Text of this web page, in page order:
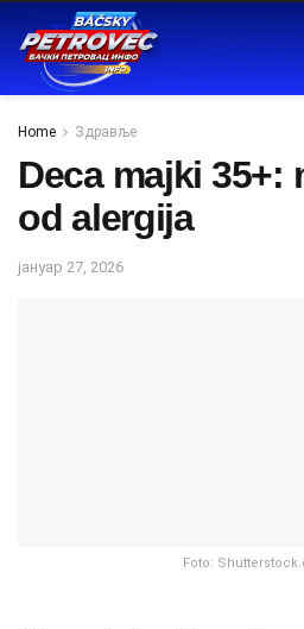
Home Здравље
Deca majki 35+:
od alergija
јануар 27, 2026
Foto: